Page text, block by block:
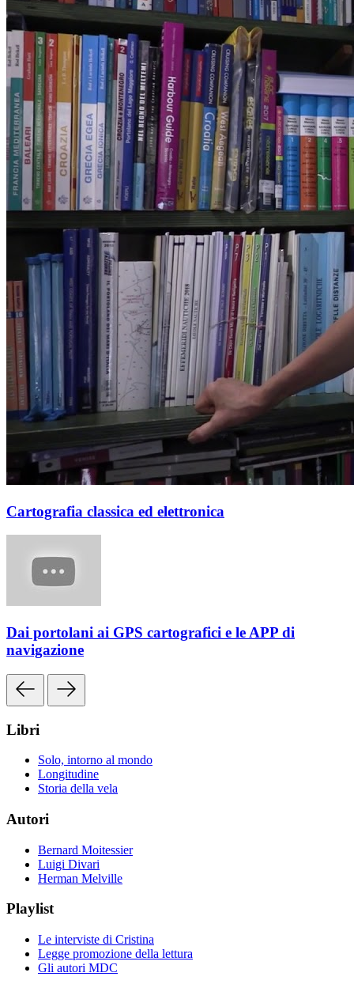
Cartografia classica ed elettronica
Dai portolani ai GPS cartografici e le APP di
navigazione
Libri
Solo, intorno al mondo
Longitudine
Storia della vela
Autori
Bernard Moitessier
Luigi Divari
Herman Melville
Playlist
Le interviste di Cristina
Legge promozione della lettura
Gli autori MDC